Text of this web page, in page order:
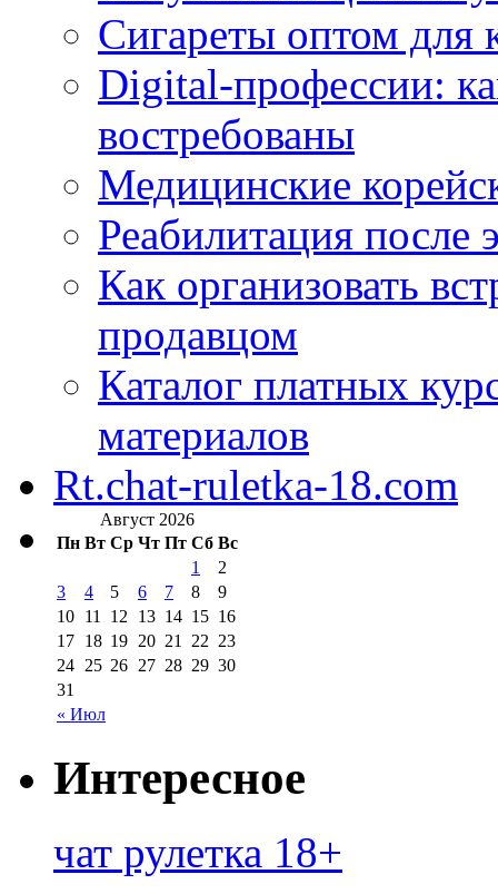
Сигареты оптом для
Digital-профессии:
востребованы
Медицинские
Реабилитация после
Как организовать
продавцом
Каталог платных
материалов
Rt.chat-ruletka-18.com
Август 2026
Пн Вт Ср Чт Пт Сб Вс
« Июл
1
2
3
4 5 6 7 8
9
10 11 12 13 14 15 16
17 18 19 20 21 22 23
24 25 26 27 28 29 30
31
Интересное
чат рулетка 18+